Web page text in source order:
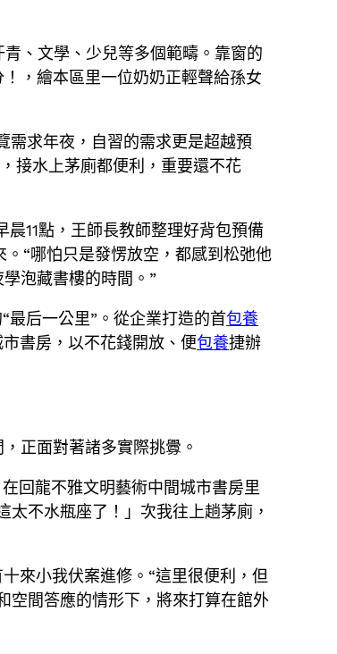
、文學、少兒等多個範疇。靠窗的
，繪本區里一位奶奶正輕聲給孫女
需求年夜，自習的需求更是超越預
接水上茅廁都便利，重要還不花
11點，王師長教師整理好背包預備
“哪怕只是發愣放空，都感到松弛他
泡藏書樓的時間。”
最后一公里”。從企業打造的首包養
書房，以不花錢開放、便包養捷辦
正面對著諸多實際挑釁。
回龍不雅文明藝術中間城市書房里
不水瓶座了！」次我往上趟茅廁，
來小我伏案進修。“這里很便利，但
空間答應的情形下，將來打算在館外